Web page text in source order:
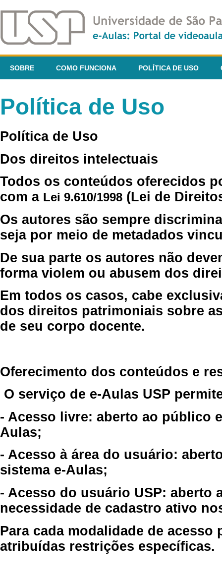
SOBRE COMO FUNCIONA POLÍTICA DE USO
Política de Uso
Política de Uso
Dos direitos intelectuais
Todos os conteúdos oferecidos
com a Lei 9.610/1998 (Lei de
Os autores são sempre
seja por meio de metadados
De sua parte os autores não
forma violem ou abusem dos
Em todos os casos, cabe
dos direitos patrimoniais sobre
de seu corpo docente.
Oferecimento dos conteúdos e
O serviço de e-Aulas USP
- Acesso livre: aberto ao público
Aulas;
- Acesso à área do usuário:
sistema e-Aulas;
- Acesso do usuário USP: aberto
necessidade de cadastro ativo
Para cada modalidade de
atribuídas restrições específicas.